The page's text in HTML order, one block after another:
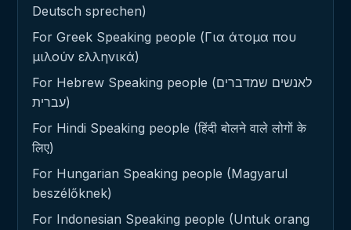
Deutsch sprechen)
For Greek Speaking people (Για άτομα που
μιλούν ελληνικά)
For Hebrew Speaking people (לאנשים שמדברים
עברית)
For Hindi Speaking people (हिंदी बोलने वाले लोगों के
लिए)
For Hungarian Speaking people (Magyarul
beszélőknek)
For Indonesian Speaking people (Untuk orang